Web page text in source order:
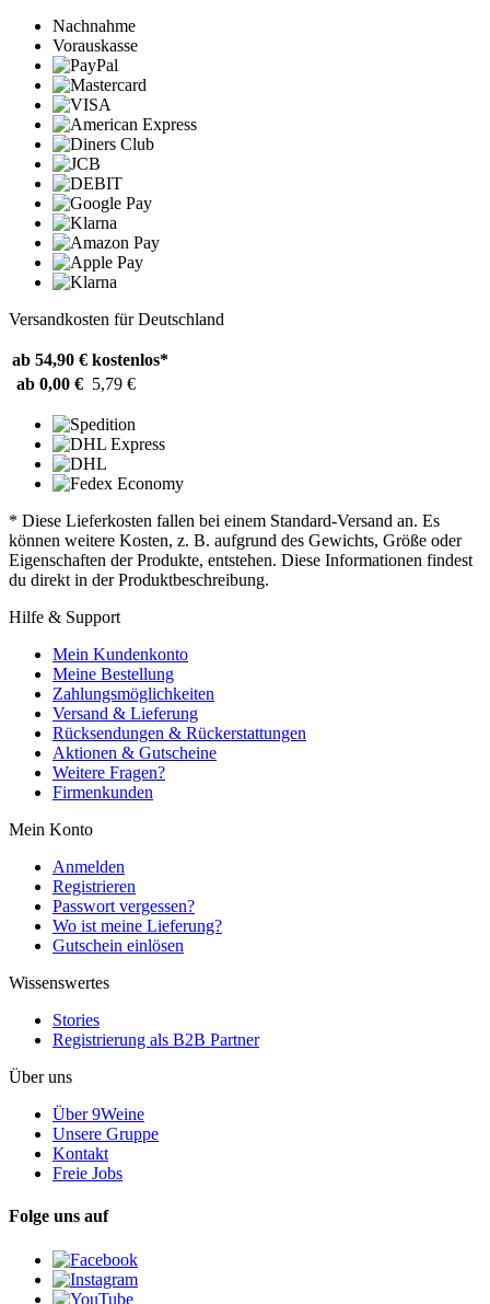
Nachnahme
Vorauskasse
Versandkosten für Deutschland
ab 54,90 € kostenlos*
ab 0,00 € 5,79 €
* Diese Lieferkosten fallen bei einem Standard-Versand an. Es
können weitere Kosten, z. B. aufgrund des Gewichts, Größe oder
Eigenschaften der Produkte, entstehen. Diese Informationen findest
du direkt in der Produktbeschreibung.
Hilfe & Support
Mein Kundenkonto
Meine Bestellung
Zahlungsmöglichkeiten
Versand & Lieferung
Rücksendungen & Rückerstattungen
Aktionen & Gutscheine
Weitere Fragen?
Firmenkunden
Mein Konto
Anmelden
Registrieren
Passwort vergessen?
Wo ist meine Lieferung?
Gutschein einlösen
Wissenswertes
Stories
Registrierung als B2B Partner
Über uns
Über 9Weine
Unsere Gruppe
Kontakt
Freie Jobs
Folge uns auf